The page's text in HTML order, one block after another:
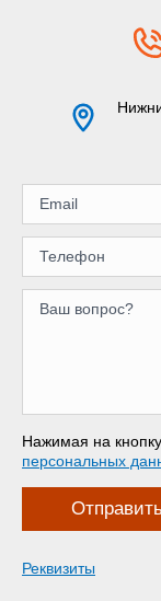
Нажимая на
персональных
Реквизиты